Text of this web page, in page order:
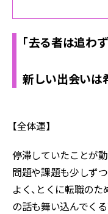
「去る者は追わ
新しい出会いは
【全体運】
停滞していたことが
問題や課題も少しず
よく、とくに転職の
の話も舞い込んでく